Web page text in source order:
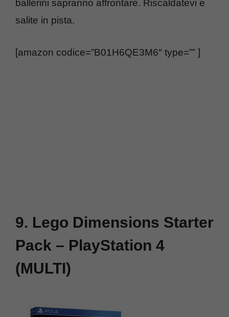
ballerini sapranno affrontare. Riscaldatevi e
salite in pista.
[amazon codice=”B01H6QE3M6″ type=”” ]
9. Lego Dimensions Starter
Pack – PlayStation 4
(MULTI)